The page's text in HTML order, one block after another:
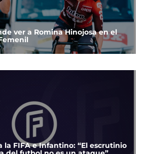
ver a Romina Hinojosa en el
la FIFA e Infantino: “El escrutinio